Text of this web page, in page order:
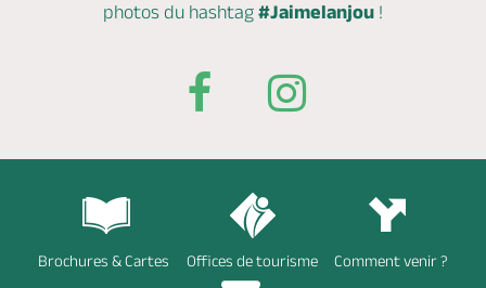
photos du hashtag #Jaimelanjou !
Brochures & Cartes Offices de tourisme Comment venir ?